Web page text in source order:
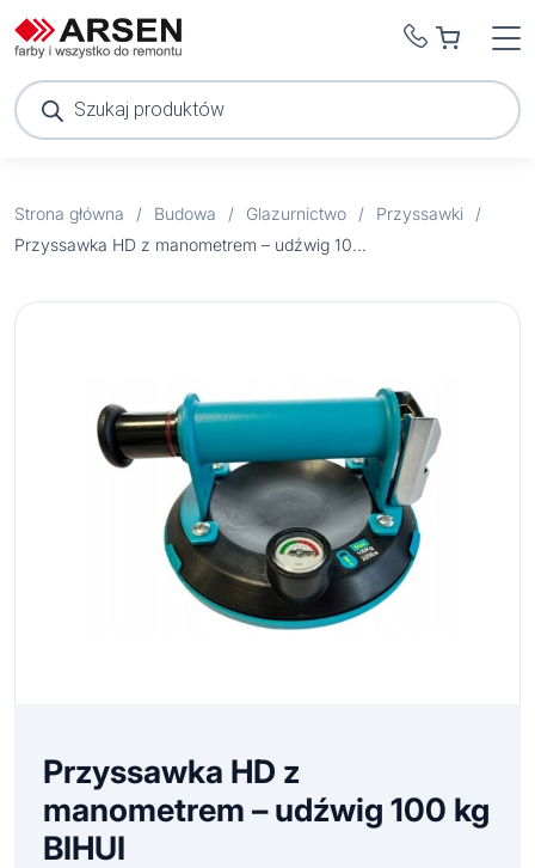
Wyszukiwarka
produktów
Strona główna / Budowa / Glazurnictwo / Przyssawki
/
Przyssawka HD z manometrem – udźwig 100 kg BIHUI
Przyssawka HD z
manometrem – udźwig 100 kg
BIHUI